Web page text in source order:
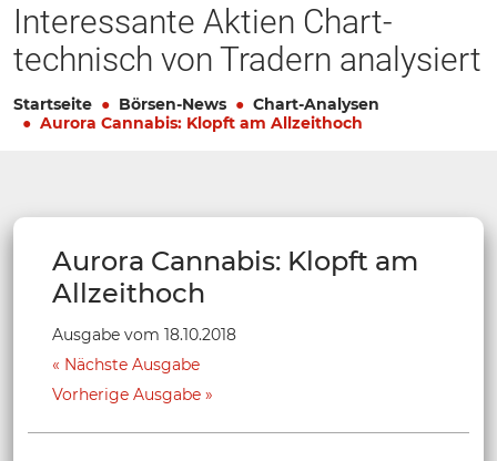
Interessante Aktien Chart-
technisch von Tradern analysiert
Startseite Börsen-News
Chart-Analysen
Aurora Cannabis: Klopft am Allzeithoch
Aurora Cannabis: Klopft am
Allzeithoch
Ausgabe vom 18.10.2018
Nächste Ausgabe
Vorherige Ausgabe